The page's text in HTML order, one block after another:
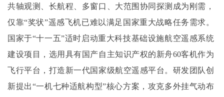
共轴观测、长航程、多窗口、大范围协同探测成为刚需，
仅靠“奖状”遥感飞机已难以满足国家重大战略任务需求。
国家于“十一五”适时启动重大科技基础设施航空遥感系统
建设项目，选用具有国产自主知识产权的新舟60客机作为
飞行平台，打造新一代国家级航空遥感平台。研发团队创
新提出“一机七种适航构型”核心方案，攻克多外挂气动布